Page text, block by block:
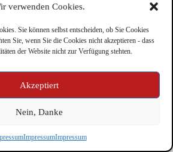
verwenden Cookies.
Sie können selbst entscheiden, ob Sie Cookies
Sie, wenn Sie die Cookies nicht akzeptieren - dass
der Website nicht zur Verfügung stehten.
Akzeptiert
Nein, Danke
ImpressumImpressum
2026 - WordPress Theme